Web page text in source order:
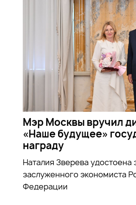
Мэр Москвы вручил
«Наше будущее»
награду
Наталия Зверева удостоена
заслуженного экономиста
Федерации